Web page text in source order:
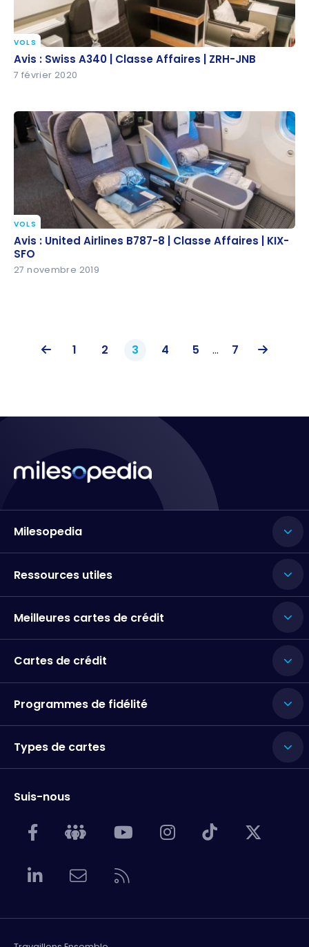
Avis : Swiss A340 | Classe Affaires | ZRH-JNB
VOLS
Avis : Swiss A340 | Classe Affaires | ZRH-JNB
7 février 2020
Avis : United Airlines B787-8 | Classe Affaires | KIX-
SFO
VOLS
Avis : United Airlines B787-8 | Classe Affaires | KIX-
SFO
27 novembre 2019
1 2 3 4 5 ... 7
Milesopedia
Ressources utiles
Meilleures cartes de crédit
Cartes de crédit
Programmes de fidélité
Types de cartes
Suis-nous